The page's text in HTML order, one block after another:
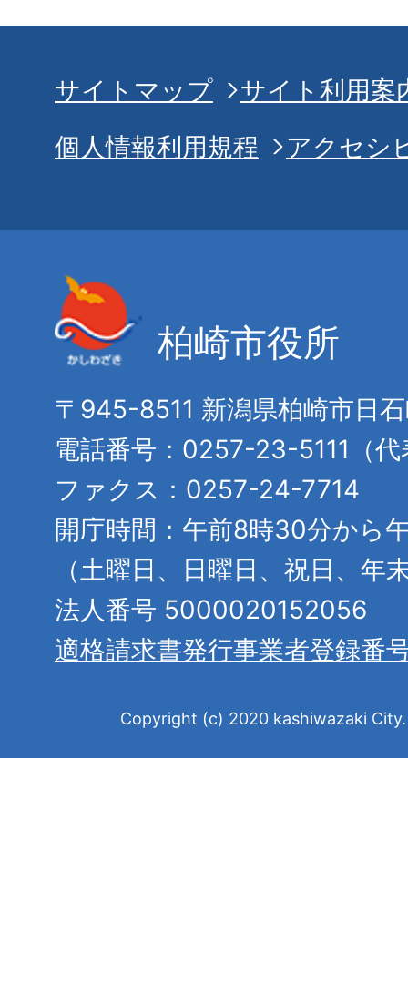
サイトマップ
サイト利用案
個人情報利用規程
アクセシ
柏崎市役所
〒945-8511 新潟県柏崎市日
電話番号：0257-23-5111（代
ファクス：0257-24-7714
開庁時間：午前8時30分から
（土曜日、日曜日、祝日、年
法人番号 5000020152056
適格請求書発行事業者登録番
Copyright (c) 2020 kashiwazaki